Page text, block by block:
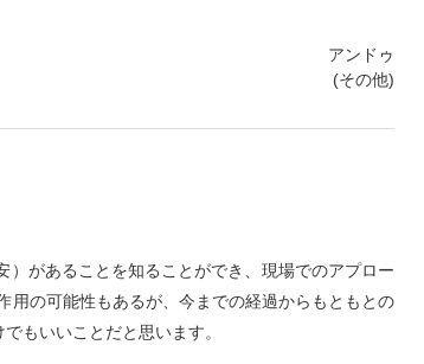
アンドゥ
(その他)
があることを知ることができ、現場でのアプロー
用の可能性もあるが、今までの経過からもともとの
もいいことだと思います。